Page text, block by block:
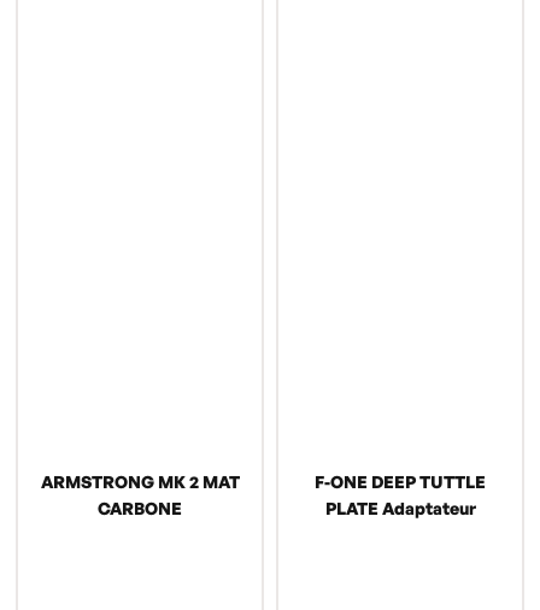
ARMSTRONG MK 2 MAT
CARBONE
F-ONE DEEP TUTTLE
PLATE Adaptateur